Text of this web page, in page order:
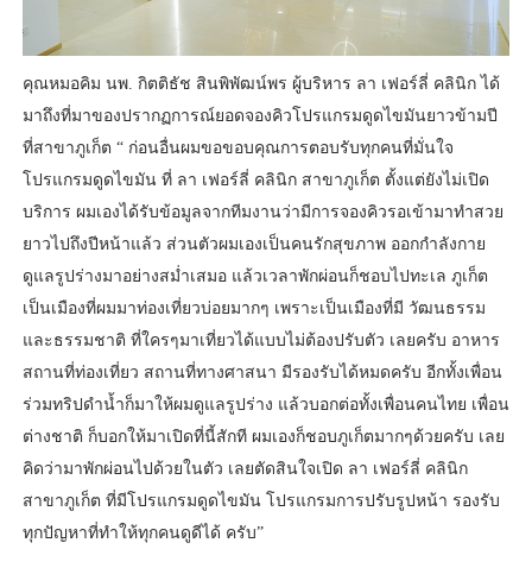
คุณหมอคิม นพ. กิตติธัช สินพิพัฒน์พร ผู้บริหาร ลา เฟอร์ลี่ คลินิก ได้
มาถึงที่มาของปรากฏการณ์ยอดจองคิวโปรแกรมดูดไขมันยาวข้ามปี
ที่สาขาภูเก็ต “ ก่อนอื่นผมขอขอบคุณการตอบรับทุกคนที่มั่นใจ
โปรแกรมดูดไขมัน ที่ ลา เฟอร์ลี่ คลินิก สาขาภูเก็ต ตั้งแต่ยังไม่เปิด
บริการ ผมเองได้รับข้อมูลจากทีมงานว่ามีการจองคิวรอเข้ามาทำสวย
ยาวไปถึงปีหน้าแล้ว ส่วนตัวผมเองเป็นคนรักสุขภาพ ออกกำลังกาย
ดูแลรูปร่างมาอย่างสม่ำเสมอ แล้วเวลาพักผ่อนก็ชอบไปทะเล ภูเก็ต
เป็นเมืองที่ผมมาท่องเที่ยวบ่อยมากๆ เพราะเป็นเมืองที่มี วัฒนธรรม
และธรรมชาติ ที่ใครๆมาเที่ยวได้แบบไม่ต้องปรับตัว เลยครับ อาหาร
สถานที่ท่องเที่ยว สถานที่ทางศาสนา มีรองรับได้หมดครับ อีกทั้งเพื่อน
ร่วมทริปดำน้ำก็มาให้ผมดูแลรูปร่าง แล้วบอกต่อทั้งเพื่อนคนไทย เพื่อน
ต่างชาติ ก็บอกให้มาเปิดที่นี้สักที ผมเองก็ชอบภูเก็ตมากๆด้วยครับ เลย
คิดว่ามาพักผ่อนไปด้วยในตัว เลยตัดสินใจเปิด ลา เฟอร์ลี่ คลินิก
สาขาภูเก็ต ที่มีโปรแกรมดูดไขมัน โปรแกรมการปรับรูปหน้า รองรับ
ทุกปัญหาที่ทำให้ทุกคนดูดีได้ ครับ”